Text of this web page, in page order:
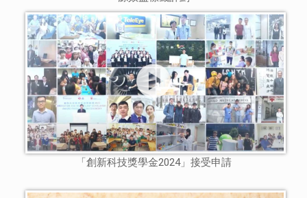
「創新科技獎學金2024」接受申請